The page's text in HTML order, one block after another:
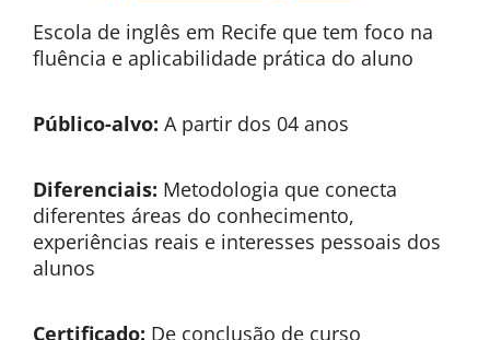
Escola de inglês em Recife que tem foco na
fluência e aplicabilidade prática do aluno
Público-alvo: A partir dos 04 anos
Diferenciais: Metodologia que conecta
diferentes áreas do conhecimento,
experiências reais e interesses pessoais dos
alunos
Certificado: De conclusão de curso